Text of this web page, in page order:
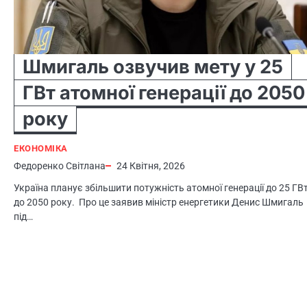
Шмигаль озвучив мету у 25
ГВт атомної генерації до 2050
року
ЕКОНОМІКА
Федоренко Світлана
24 Квітня, 2026
Україна планує збільшити потужність атомної генерації до 25
до 2050 року. Про це заявив міністр енергетики Денис Шмигаль
під…